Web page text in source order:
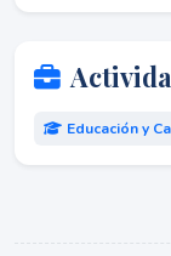
Educación y